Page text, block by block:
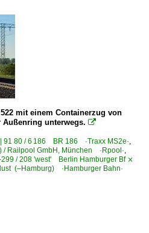
mit einem Containerzug von
unterwegs. 
91 80 / 6 186 BR 186 ·Traxx MS2e·
/ Railpool GmbH, München ·Rpool·
299 / 208 'west' Berlin Hamburger Bf ⨯
(–Hamburg) ·Hamburger Bahn·